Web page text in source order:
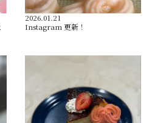
2026.01.21
Instagram 更新！